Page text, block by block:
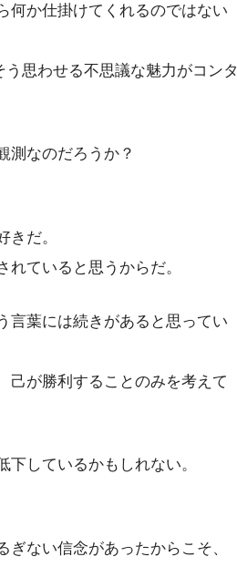
何か仕掛けてくれるのではない
思わせる不思議な魅力がコンタ
測なのだろうか？
だ。
ていると思うからだ。
言葉には続きがあると思ってい
己が勝利することのみを考えて
しているかもしれない。
ぎない信念があったからこそ、